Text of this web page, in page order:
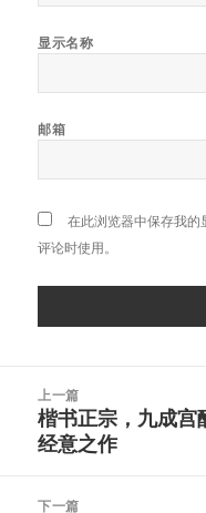
显示名称
邮箱
在此浏览器中保存我
评论时使用。
上一篇
上
篇
章：
楷书正宗，九成宫
经意之作
下一篇